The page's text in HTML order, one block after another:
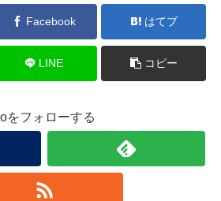
Facebook はてブ
LINE コピー
をフォローする